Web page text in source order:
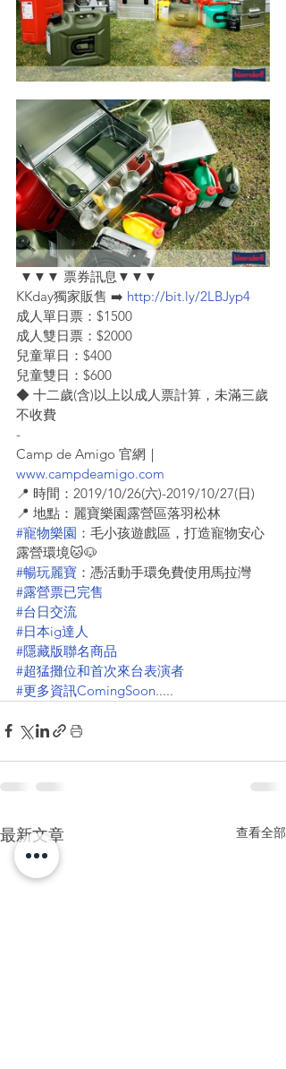
▼▼▼ 票券訊息▼▼▼
KKday獨家販售 ➡️ http://bit.ly/2LBJyp4
成人單日票：$1500
成人雙日票：$2000
兒童單日：$400
兒童雙日：$600
◆ 十二歲(含)以上以成人票計算，未滿三歲
不收費
-
Camp de Amigo 官網｜
www.campdeamigo.com
📍 時間：2019/10/26(六)-2019/10/27(日)
📍 地點：麗寶樂園露營區落羽松林
#寵物樂園 ：毛小孩遊戲區，打造寵物安心
露營環境🐱🐶
#暢玩麗寶 ：憑活動手環免費使用馬拉灣
#露營票已完售
#台日交流
#日本ig達人
#隱藏版聯名商品
#超猛攤位和首次來台表演者
#更多資訊ComingSoon.....
最新文章 查看全部